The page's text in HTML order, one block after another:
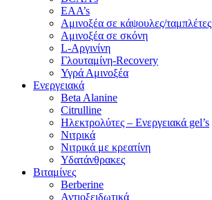
EAA’s
Αμινοξέα σε κάψουλες/ταμπλέτες
Αμινοξέα σε σκόνη
L-Αργινίνη
Γλουταμίνη-Recovery
Υγρά Αμινοξέα
Ενεργειακά
Beta Alanine
Citrulline
Ηλεκτρολύτες – Ενεργειακά gel’s
Νιτρικά
Νιτρικά με κρεατίνη
Υδατάνθρακες
Βιταμίνες
Berberine
Αντιοξειδωτικά